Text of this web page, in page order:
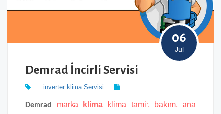
06
Jul
Demrad İncirli Servisi
inverter klima Servisi
Demrad marka klima klima tamir, bakım, ana